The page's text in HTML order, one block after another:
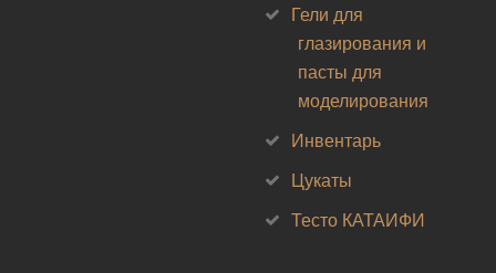
Гели для
глазирования и
пасты для
моделирования
Инвентарь
Цукаты
Тесто КАТАИФИ